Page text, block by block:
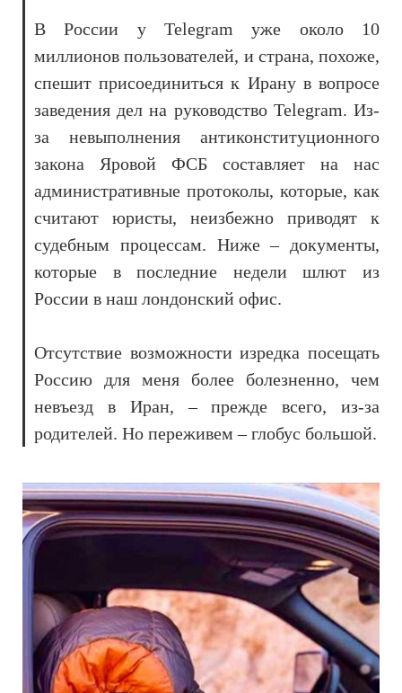
В России у Telegram уже около 10
миллионов пользователей, и страна, похоже,
спешит присоединиться к Ирану в вопросе
заведения дел на руководство Telegram. Из-
за невыполнения антиконституционного
закона Яровой ФСБ составляет на нас
административные протоколы, которые, как
считают юристы, неизбежно приводят к
судебным процессам. Ниже – документы,
которые в последние недели шлют из
России в наш лондонский офис.
Отсутствие возможности изредка посещать
Россию для меня более болезненно, чем
невъезд в Иран, – прежде всего, из-за
родителей. Но переживем – глобус большой.